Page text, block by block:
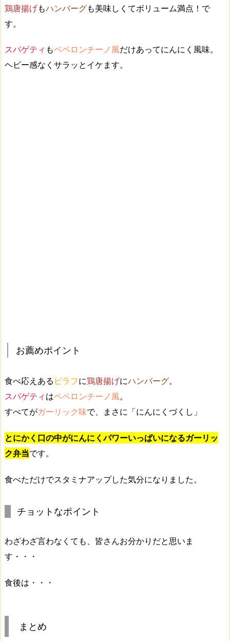
鶏唐揚げもハンバーグも美味しくてボリューム満点！ で
す。
スパゲティ もペペロンチーノ風だけあってにんにく風味。
ヘビー感なく サラッとイケます。
お薦めポイント
食べ応えある ピラフに鶏唐揚げにハンバーグ。
スパゲティはペペロンチーノ風。
すべてがガーリック味で、まさに「にんにくづくし 」
とにかく口の中がにんにくパワーいっぱいになるガーリッ
ク弁当です。
食べただけでスタミナアップした気分になりました。
チョットなポイント
わざわざ言わなくても、皆さんお分かりだと思いま
す・・・
食後は・・・
まとめ